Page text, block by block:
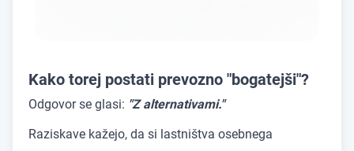
Kako torej postati prevozno "bogatejši"?
Odgovor se glasi: "Z alternativami."
Raziskave kažejo, da si lastništva osebnega